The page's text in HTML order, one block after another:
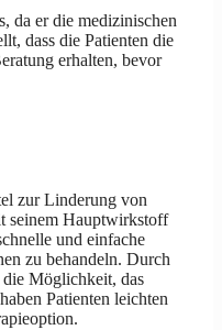
da er die medizinischen
dass die Patienten die
erhalten, bevor
zur Linderung von
seinem Hauptwirkstoff
und einfache
zu behandeln. Durch
Möglichkeit, das
Patienten leichten